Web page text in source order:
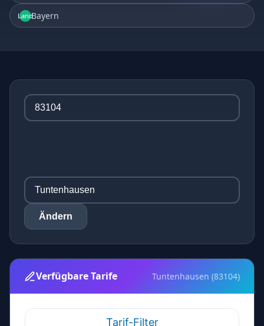
LandBayern
Ändern
Verfügbare Tarife Tuntenhausen (83104)